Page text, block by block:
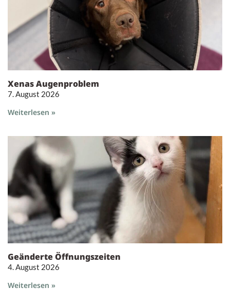
Xenas Augenproblem
7. August 2026
Weiterlesen »
Geänderte Öffnungszeiten
4. August 2026
Weiterlesen »